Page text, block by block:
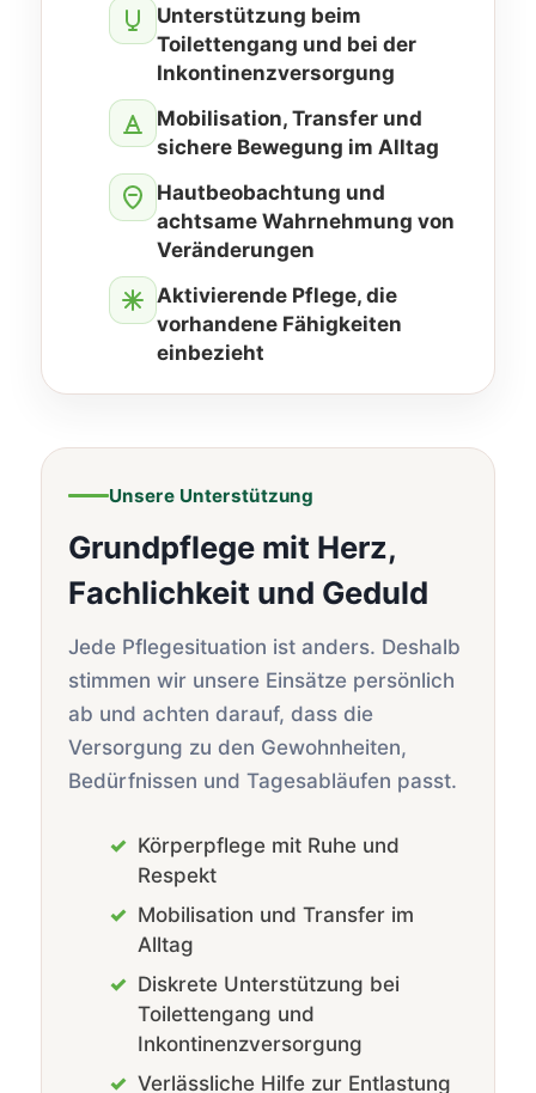
Unterstützung beim
Toilettengang und bei der
Inkontinenzversorgung
Mobilisation, Transfer und
sichere Bewegung im Alltag
Hautbeobachtung und
achtsame Wahrnehmung von
Veränderungen
Aktivierende Pflege, die
vorhandene Fähigkeiten
einbezieht
Unsere Unterstützung
Grundpflege mit Herz,
Fachlichkeit und Geduld
Jede Pflegesituation ist anders. Deshalb
stimmen wir unsere Einsätze persönlich
ab und achten darauf, dass die
Versorgung zu den Gewohnheiten,
Bedürfnissen und Tagesabläufen passt.
Körperpflege mit Ruhe und
Respekt
Mobilisation und Transfer im
Alltag
Diskrete Unterstützung bei
Toilettengang und
Inkontinenzversorgung
Verlässliche Hilfe zur Entlastung